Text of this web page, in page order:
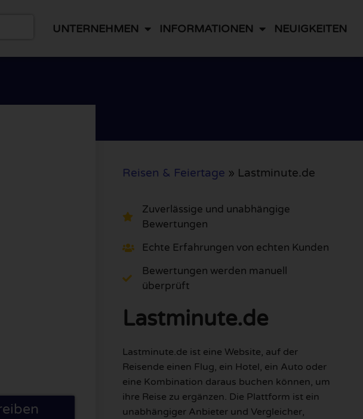
UNTERNEHMEN INFORMATIONEN NEUIGKEITEN
Reisen & Feiertage » Lastminute.de
Zuverlässige und unabhängige
Bewertungen
Echte Erfahrungen von echten Kunden
Bewertungen werden manuell
überprüft
Lastminute.de
Lastminute.de ist eine Website, auf der
Reisende einen Flug, ein Hotel, ein Auto oder
eine Kombination daraus buchen können, um
ihre Reise zu ergänzen. Die Plattform ist ein
unabhängiger Anbieter und Vergleicher,